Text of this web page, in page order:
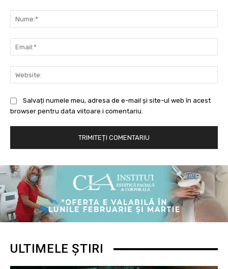
Salvați numele meu, adresa de e-mail și site-ul web în acest
browser pentru data viitoare i comentariu.
ULTIMELE ȘTIRI